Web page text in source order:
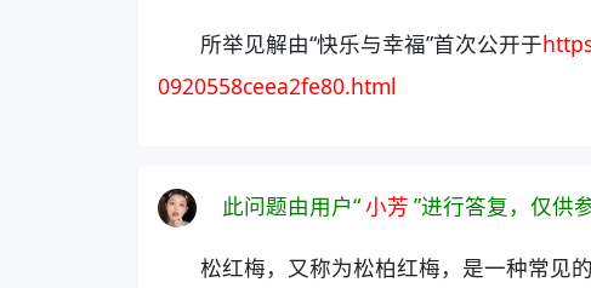
所举见解由“快乐与幸福”首次公开于
0920558ceea2fe80.html
此问题由用户“小芳 ”进行答复，仅供参
松红梅，又称为松柏红梅，是一种常见